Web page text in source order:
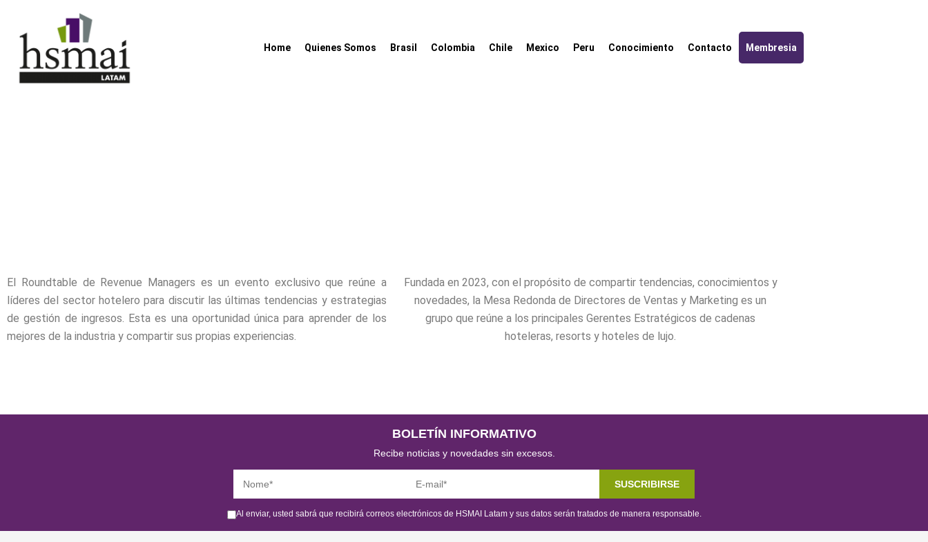
contenido
Home Quienes Somos Brasil Colombia Chile Mexico Peru Conocimiento Contacto Membresia
El Roundtable de Revenue Managers es un evento exclusivo que reúne a
líderes del sector hotelero para discutir las últimas tendencias y estrategias
de gestión de ingresos. Esta es una oportunidad única para aprender de los
mejores de la industria y compartir sus propias experiencias.
Fundada en 2023, con el propósito de compartir tendencias, conocimientos y
novedades, la Mesa Redonda de Directores de Ventas y Marketing es un
grupo que reúne a los principales Gerentes Estratégicos de cadenas
hoteleras, resorts y hoteles de lujo.
BOLETÍN INFORMATIVO
Recibe noticias y novedades sin excesos.
SUSCRIBIRSE
Al enviar, usted sabrá que recibirá correos electrónicos de HSMAI Latam y sus datos serán tratados de manera responsable.